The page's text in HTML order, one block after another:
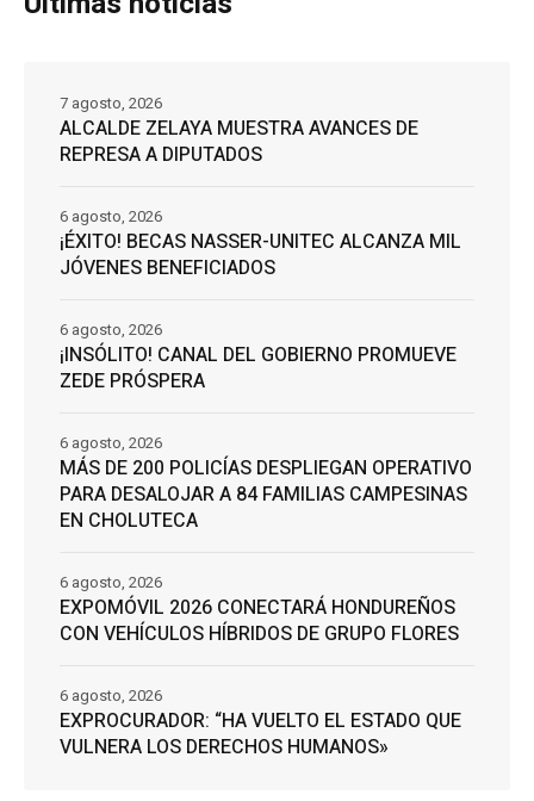
ALCALDE ZELAYA MUESTRA AVANCES DE
REPRESA A DIPUTADOS
7 agosto, 2026
¡ÉXITO! BECAS NASSER-UNITEC ALCANZA MIL
JÓVENES BENEFICIADOS
6 agosto, 2026
¡INSÓLITO! CANAL DEL GOBIERNO PROMUEVE
ZEDE PRÓSPERA
6 agosto, 2026
MÁS DE 200 POLICÍAS DESPLIEGAN OPERATIVO
PARA DESALOJAR A 84 FAMILIAS CAMPESINAS
EN CHOLUTECA
6 agosto, 2026
EXPOMÓVIL 2026 CONECTARÁ HONDUREÑOS
CON VEHÍCULOS HÍBRIDOS DE GRUPO FLORES
6 agosto, 2026
EXPROCURADOR: “HA VUELTO EL ESTADO QUE
VULNERA LOS DERECHOS HUMANOS»
6 agosto, 2026